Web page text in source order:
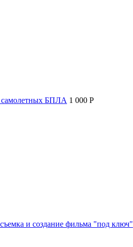
самолетных БПЛА 1 000 P
и создание фильма "под ключ"